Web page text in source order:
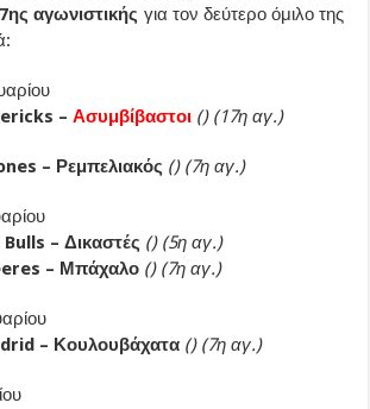
αγωνιστικής για τον δεύτερο όμιλο της
–Ασυμβίβαστοι () (17η αγ.)
– Ρεμπελιακός () (7η αγ.)
– Δικαστές () (5η αγ.)
– Μπάχαλο () (7η αγ.)
– Κουλουβάχατα () (7η αγ.)